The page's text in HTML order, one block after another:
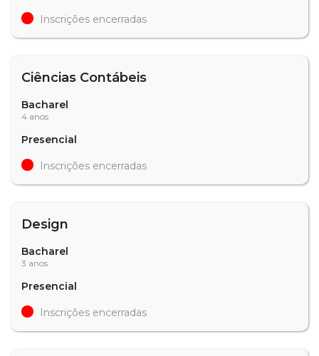
Inscrições encerradas
Ciências Contábeis
Bacharel
4 anos
Presencial
Inscrições encerradas
Design
Bacharel
3 anos
Presencial
Inscrições encerradas